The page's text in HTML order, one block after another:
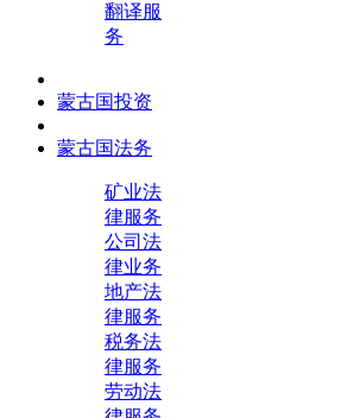
翻译服
务
蒙古国投资
蒙古国法务
矿业法
律服务
公司法
律业务
地产法
律服务
税务法
律服务
劳动法